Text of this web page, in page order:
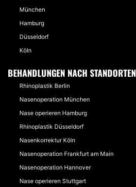
München
Hamburg
Düsseldorf
Köln
BEHANDLUNGEN NACH STANDORTEN
Rhinoplastik Berlin
Nasenoperation München
Nase operieren Hamburg
Rhinoplastik Düsseldorf
Nasenkorrektur Köln
Nasenoperation Frankfurt am Main
Nasenoperation Hannover
Nase operieren Stuttgart